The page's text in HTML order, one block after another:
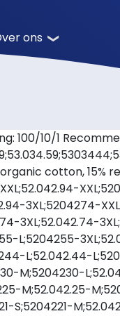
ons
100/10/1
organic cotton,
3XL;5204274-
3XL;52.042.74-
L;5204255-
L;52.042.44-
M;5204230-
M;52.042.25-
S;5204221-